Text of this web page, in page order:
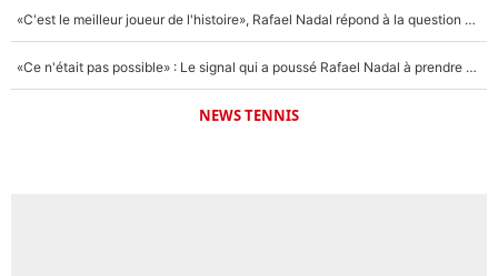
«C'est le meilleur joueur de l'histoire», Rafael Nadal répond à la question que tout le monde se pose !
«Ce n'était pas possible» : Le signal qui a poussé Rafael Nadal à prendre sa retraite !
NEWS TENNIS